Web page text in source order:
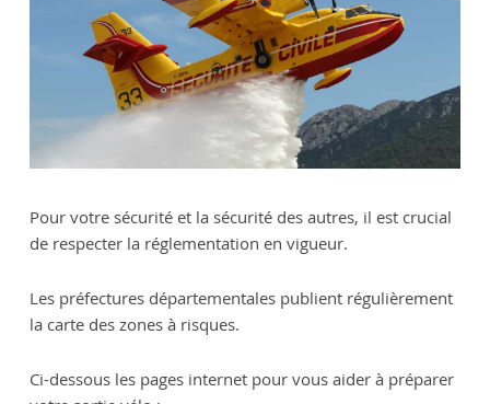
Pour votre sécurité et la sécurité des autres, il est crucial
de respecter la réglementation en vigueur.
Les préfectures départementales publient régulièrement
la carte des zones à risques.
Ci-dessous les pages internet pour vous aider à préparer